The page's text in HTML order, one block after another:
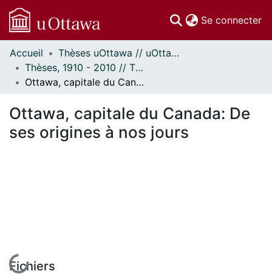
Se connecter
Communautés
et collections
Parcourir
À propos
Accueil
Thèses uOttawa // uOttawa Theses
Thèses, 1910 - 2010 // Theses, 1910 - 2010
Ottawa, capitale du Canada: De ses origines à nos jours
Ottawa, capitale du Canada: De
ses origines à nos jours
En cours de chargement...
Fichiers